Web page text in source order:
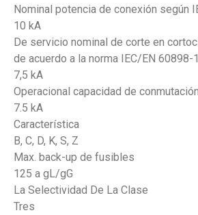
Nominal potencia de conexión según
10 kA
De servicio nominal de corte en
de acuerdo a la norma IEC/EN 60898-
7,5 kA
Operacional capacidad de conmutación
7.5 kA
Característica
B, C, D, K, S, Z
Max. back-up de fusibles
125 a gL/gG
La Selectividad De La Clase
Tres